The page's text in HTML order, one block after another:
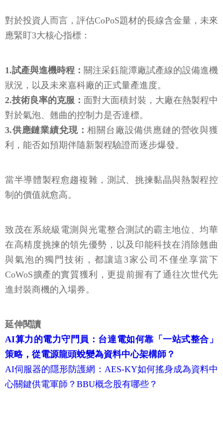
對於投資人而言，評估CoPoS題材的長線含金量，未來
應緊盯3大核心指標：
1.試產與進機時程： 關注采鈺龍潭廠試產線的設備進機
狀況，以及未來嘉科廠的正式量產進度。
2.技術良率的克服： 面對大面積封裝，大廠在熱製程中
對於氣泡、翹曲的控制力是否達標。
3.供應鏈業績兌現：相關台廠設備供應鏈的營收與獲
利，能否如預期伴隨新製程驗證而逐步爆發。
當半導體製程愈趨複雜，測試、挑揀黏晶與熱製程控
制的價值就愈高。
致茂在系統級電測與光電整合測試的霸主地位、均華
在高精度挑揀的領先優勢，以及印能科技在消除翹曲
與氣泡的獨門技術，都讓這3家公司不僅坐享當下
CoWoS擴產的實質獲利，更提前握有了通往次世代先
進封裝商機的入場券。
延伸閱讀
AI算力的電力守門員：台達電如何靠「一站式整合」
策略，從電源龍頭蛻變為資料中心架構師？
AI伺服器的隱形防護網：AES-KY如何搖身成為資料中
心關鍵供電軍師？BBU概念股有哪些？